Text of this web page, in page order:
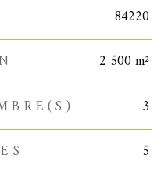
TRAD_ZEPHYR_Valeurs
84220
2 500 m²
3
5